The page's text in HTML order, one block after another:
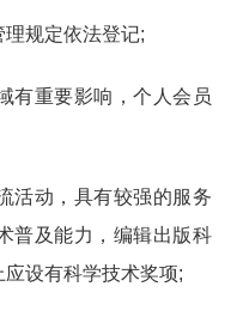
理规定依法登记;
有重要影响，个人会员
活动，具有较强的服务
普及能力，编辑出版科
设有科学技术奖项;